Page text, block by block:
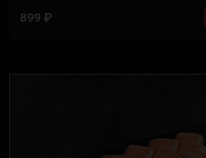
899 ₽